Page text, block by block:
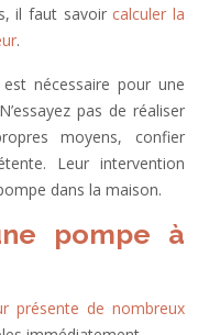
il faut savoir calculer la
.
nécessaire pour une
N’essayez pas de réaliser
moyens, confier
Leur intervention
dans la maison.
pompe à
présente de nombreux